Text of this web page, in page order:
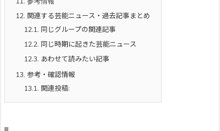
12. 関連する芸能ニュース・過去記事まとめ
12.1. 同じグループの関連記事
12.2. 同じ時期に起きた芸能ニュース
12.3. あわせて読みたい記事
13. 参考・確認情報
13.1. 関連投稿: